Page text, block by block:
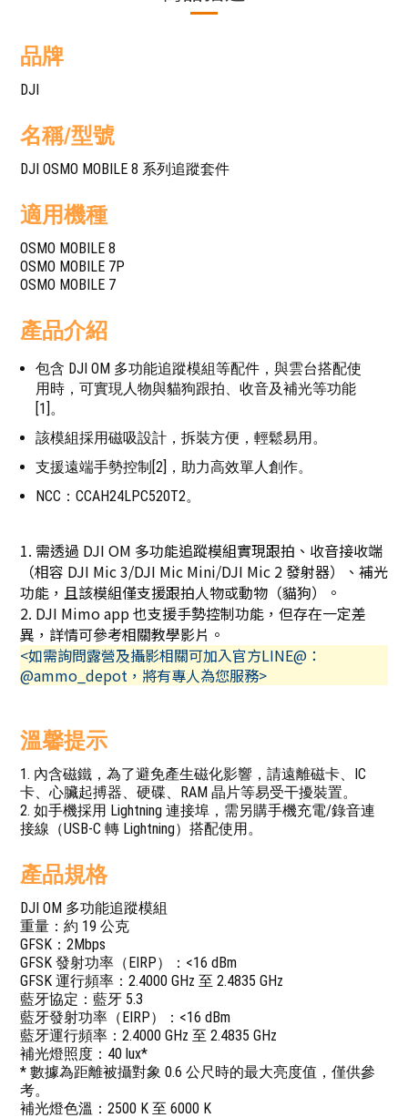
品牌
DJI
名稱/型號
DJI OSMO MOBILE 8 系列追蹤套件
適用機種
OSMO MOBILE 8
OSMO MOBILE 7P
OSMO MOBILE 7
產品介紹
包含 DJI OM 多功能追蹤模組等配件，與雲台搭配使
用時，可實現人物與貓狗跟拍、收音及補光等功能
[1]。
該模組採用磁吸設計，拆裝方便，輕鬆易用。
支援遠端手勢控制[2]，助力高效單人創作。
NCC：CCAH24LPC520T2。
1. 需透過 DJI OM 多功能追蹤模組實現跟拍、收音接收端
（相容 DJI Mic 3/DJI Mic Mini/DJI Mic 2 發射器）、補光
功能，且該模組僅支援跟拍人物或動物（貓狗）。
2. DJI Mimo app 也支援手勢控制功能，但存在一定差
異，詳情可參考相關教學影片。
<如需詢問露營及攝影相關可加入官方LINE@：
@ammo_depot，將有專人為您服務>
溫馨提示
1. 內含磁鐵，為了避免產生磁化影響，請遠離磁卡、IC
卡、心臟起搏器、硬碟、RAM 晶片等易受干擾裝置。
2. 如手機採用 Lightning 連接埠，需另購手機充電/錄音連
接線（USB-C 轉 Lightning）搭配使用。
產品規格
DJI OM 多功能追蹤模組
重量：約 19 公克
GFSK：2Mbps
GFSK 發射功率（EIRP）：<16 dBm
GFSK 運行頻率：2.4000 GHz 至 2.4835 GHz
藍牙協定：藍牙 5.3
藍牙發射功率（EIRP）：<16 dBm
藍牙運行頻率：2.4000 GHz 至 2.4835 GHz
補光燈照度：40 lux*
* 數據為距離被攝對象 0.6 公尺時的最大亮度值，僅供參
考。
補光燈色溫：2500 K 至 6000 K